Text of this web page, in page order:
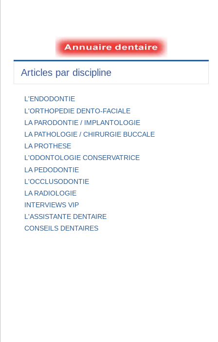
Articles par discipline
L'ENDODONTIE
L'ORTHOPEDIE DENTO-FACIALE
LA PARODONTIE / IMPLANTOLOGIE
LA PATHOLOGIE / CHIRURGIE BUCCALE
LA PROTHESE
L'ODONTOLOGIE CONSERVATRICE
LA PEDODONTIE
L'OCCLUSODONTIE
LA RADIOLOGIE
INTERVIEWS VIP
L'ASSISTANTE DENTAIRE
CONSEILS DENTAIRES